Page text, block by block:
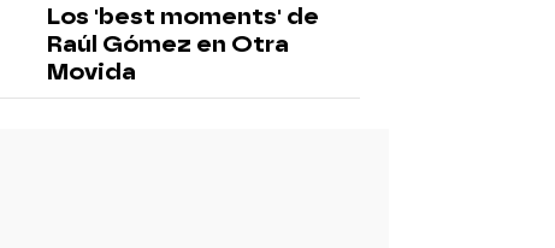
Los 'best moments' de
Raúl Gómez en Otra
Movida